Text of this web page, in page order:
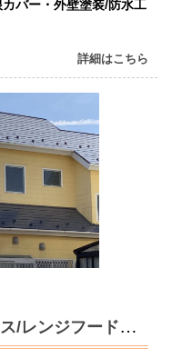
バー・外壁塗装/防水工
詳細はこちら
白岡市 屋根塗装・出窓ガラス/レンジフード交換工事 O様邸